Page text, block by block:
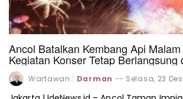
Ancol Batalkan Kembang Api
Kegiatan Konser Tetap Berlangsung
Peduli Sumatera
Wartawan : Darman -- Selasa, 23